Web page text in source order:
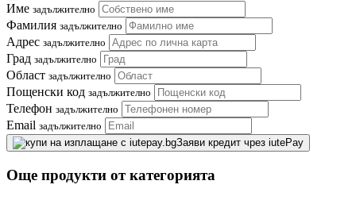
Име задължително
Фамилия задължително
Адрес задължително
Град задължително
Област задължително
Пощенски код задължително
Телефон задължително
Email задължително
Заяви кредит чрез iutePay
Още продукти от категорията